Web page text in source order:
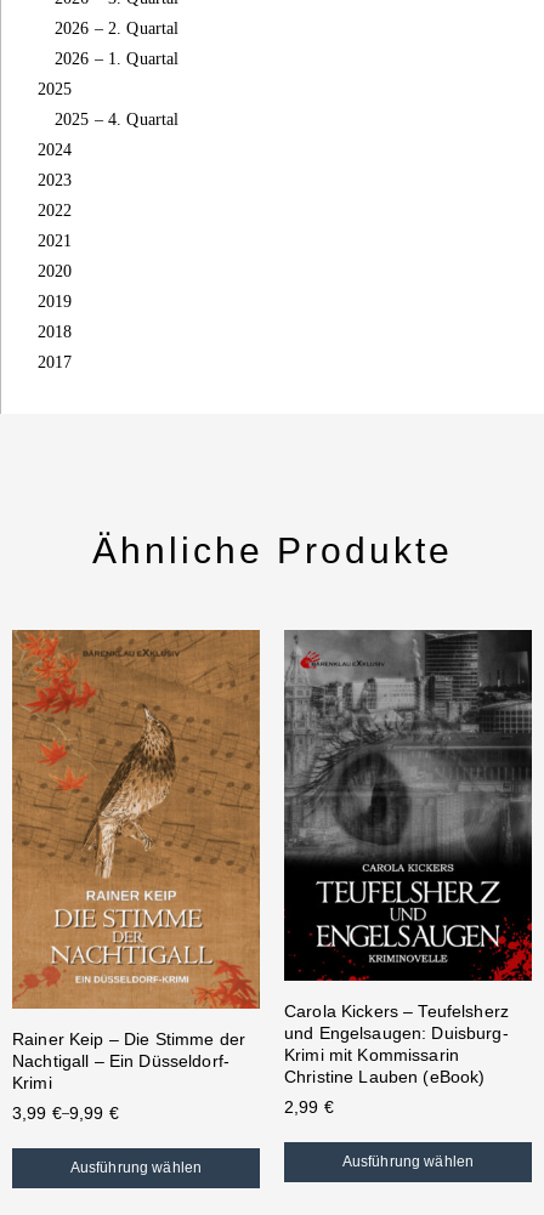
2026 – 2. Quartal
2026 – 1. Quartal
2025
2025 – 4. Quartal
2024
2023
2022
2021
2020
2019
2018
2017
Ähnliche Produkte
Rainer Keip – Die Stimme der
Nachtigall – Ein Düsseldorf-
Krimi
3,99 €–9,99 €
Ausführung wählen
Carola Kickers – Teufelsherz
und Engelsaugen: Duisburg-
Krimi mit Kommissarin
Christine Lauben (eBook)
2,99 €
Ausführung wählen